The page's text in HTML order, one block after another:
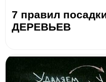
7 правил
ДЕРЕВЬЕВ